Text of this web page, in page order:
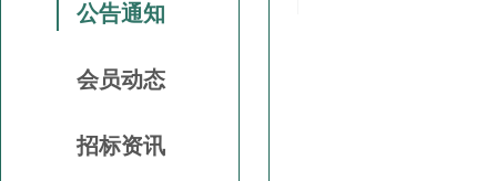
公告通知
会员动态
招标资讯